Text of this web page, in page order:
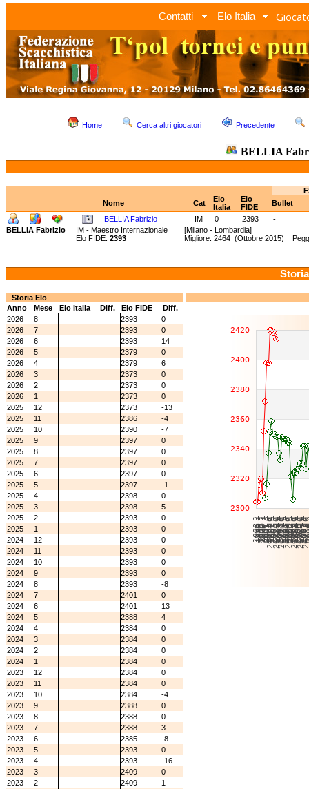
Contatti Elo Italia
Home Cerca altri giocatori Precedente
BELLIA
Nome
Cat
Elo
Italia
Elo
FIDE
Bullet
BELLIA Fabrizio
IM 0 2393
-
BELLIA Fabrizio
IM - Maestro Internazionale [Milano - Lombardia]
Elo FIDE: 2393 Migliore: 2464 (Ottobre 2015)
Storia Elo
Anno
Mese Elo Italia Diff. Elo FIDE
Diff.
2026
8 2393
0
2026
7 2393
0
2026
6 2393
14
2026
5 2379
0
2026
4 2379
6
2026
3 2373
0
2026
2 2373
0
2026
1 2373
0
2025
12 2373
-13
2025
11 2386
-4
2025
10 2390
-7
2025
9 2397
0
2025
8 2397
0
2025
7 2397
0
2025
6 2397
0
2025
5 2397
-1
2025
4 2398
0
2025
3 2398
5
2025
2 2393
0
2025
1 2393
0
2024
12 2393
0
2024
11 2393
0
2024
10 2393
0
2024
9 2393
0
2024
8 2393
-8
2024
7 2401
0
2024
6 2401
13
2024
5 2388
4
2024
4 2384
0
2024
3 2384
0
2024
2 2384
0
2024
1 2384
0
2023
12 2384
0
2023
11 2384
0
2023
10 2384
-4
2023
9 2388
0
2023
8 2388
0
2023
7 2388
3
2023
6 2385
-8
2023
5 2393
0
2023
4 2393
-16
2023
3 2409
0
2023
2 2409
1